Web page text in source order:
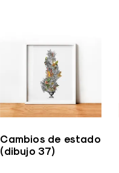
Cambios de estado
(dibujo 37)